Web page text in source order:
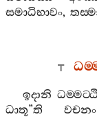
සමාධිභාවං,
ඉදානි
ධාතූ”ති වචනං